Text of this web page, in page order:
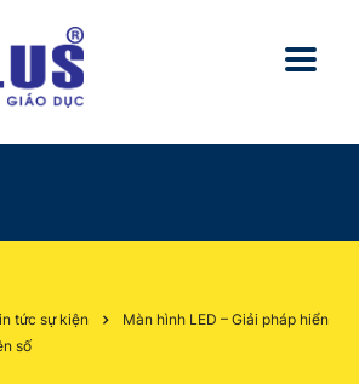
tức sự kiện
Màn hình LED – Giải pháp hiển
số